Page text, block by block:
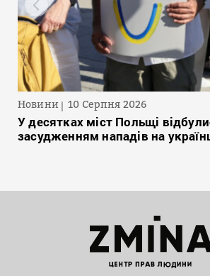
Новини 10 Серпня 2026
У десятках міст Польщі
засудженням нападів на